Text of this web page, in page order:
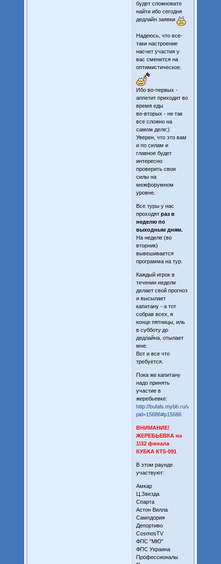
будет сложновато
найти ибо сегодня
дедлайн заявки
Надеюсь, что все-
таки настроение
насчет участия у
вас сменится на
оптимистическое.
Ибо во-первых -
аппетит приходит во
время еды
во-вторых - не так
все сложно на
самом деле;)
Уверен, что это вам
и по силам и
главное будет
интересно
проверить свои
силы на
межфорумном
уровне.
Все туры у нас
проходят раз в
неделю по
выходным дням.
На неделе (во
вторник)
вывешивается
программа на тур.
Каждый игрок в
течении недели
делает свой прогноз
и высылает
капитану - а тот
собрав всех, в
конце пятницы, иль
в субботу до
дедлайна, отылает
мне.
Вот и все что
требуется.
Пока же капитану
надо принять
участие в
жеребьевке:
http://bufals.mybb.ru/
pid=15686#p15686
ВНИМАНИЕ!
ЖЕРЕБЬЕВКА на
1\32 финала
КУБКА КТ5-091
В этом раунде
участвуют:
Амкар
Ц.Звезда
Спарта
Астон Вилла
Сампдория
Депортиво
CosmosTV
ФПС "МЮ"
ФПС Украина
Профессионалы